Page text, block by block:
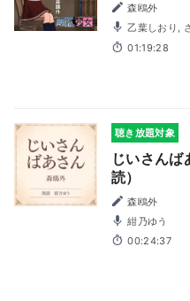
森鴎外
乙葉しおり,
01:19:28
聴き放題対象
じいさんば
読）
森鴎外
紺乃ゆう
00:24:37